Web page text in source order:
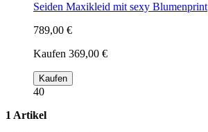
Seiden Maxikleid mit sexy Blumenprint
789,00 €
Kaufen 369,00 €
Kaufen
40
1 Artikel